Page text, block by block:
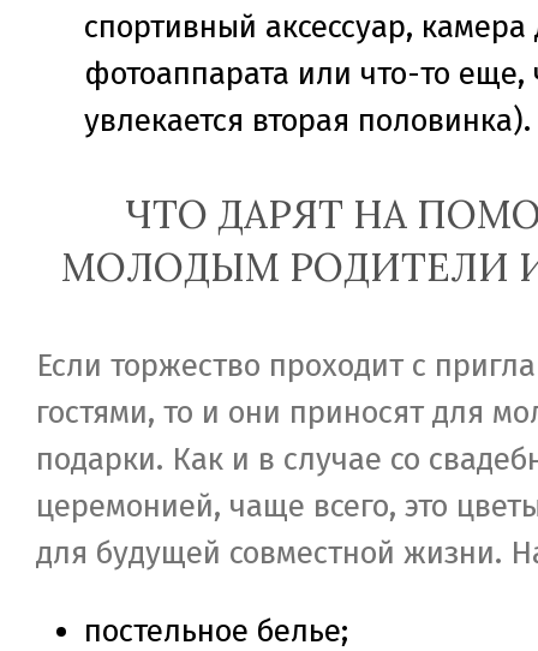
спортивный аксессуар, камера
фотоаппарата или что-то еще,
увлекается вторая половинка).
ЧТО ДАРЯТ НА
МОЛОДЫМ РОДИТЕЛИ
Если торжество проходит с
гостями, то и они приносят для
подарки. Как и в случае со
церемонией, чаще всего, это
для будущей совместной жизни.
постельное белье;